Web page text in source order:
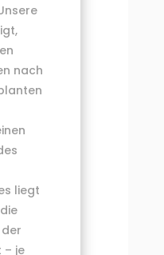
nach
liegt
– je